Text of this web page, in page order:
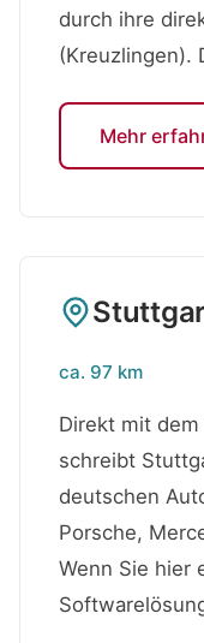
durch ihre
(Kreuzlingen).
Mehr
ca. 97 km
Direkt mit dem
schreibt
deutschen
Porsche,
Wenn Sie hier